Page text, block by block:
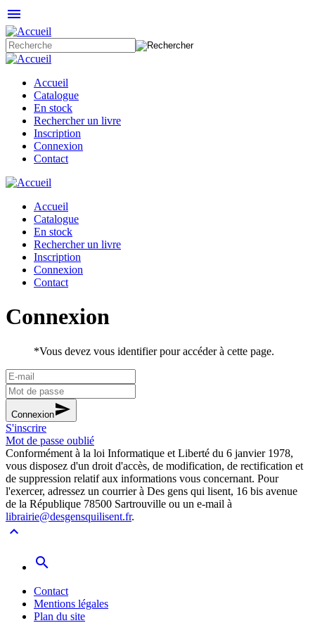
menu
Accueil
Catalogue
En stock
Rechercher un livre
Inscription
Connexion
Contact
Accueil
Catalogue
En stock
Rechercher un livre
Inscription
Connexion
Contact
Connexion
*Vous devez vous identifier pour accéder à cette page.
Connexionsend
S'inscrire
Mot de passe oublié
Conformément à la loi Informatique et Liberté du 6 janvier 1978,
vous disposez d'un droit d'accès, de modification, de rectification et
de suppression relatif aux informations vous concernant. Pour
l'exercer, adressez un courrier à Des gens qui lisent, 16 bis avenue
de la République 78500 Sartrouville ou un e-mail à
librairie@desgensquilisent.fr.
expand_less
search
Contact
Mentions légales
Plan du site